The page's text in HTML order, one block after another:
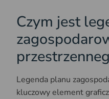
Czym jest
Legenda planu
kluczowy element